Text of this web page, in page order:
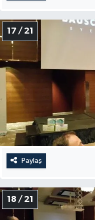
17 / 21
Paylaş
18 / 21